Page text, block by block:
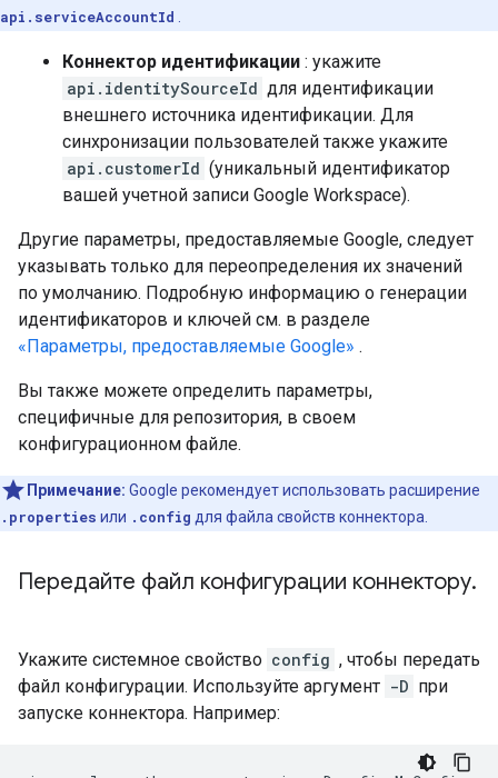
api.serviceAccountId
Коннектор идентификации : укажите
api.identitySourceId для идентификации
внешнего источника идентификации. Для
синхронизации пользователей также укажите
api.customerId (уникальный идентификатор
вашей учетной записи Google Workspace).
Другие параметры, предоставляемые Google, следует
указывать только для переопределения их значений
по умолчанию. Подробную информацию о генерации
идентификаторов и ключей см. в разделе
«Параметры, предоставляемые Google» .
Вы также можете определить параметры,
специфичные для репозитория, в своем
конфигурационном файле.
Примечание: Google рекомендует использовать расширение
.properties или .config для файла свойств коннектора.
Передайте файл конфигурации коннектору.
Укажите системное свойство config , чтобы передать
файл конфигурации. Используйте аргумент -D при
запуске коннектора. Например: